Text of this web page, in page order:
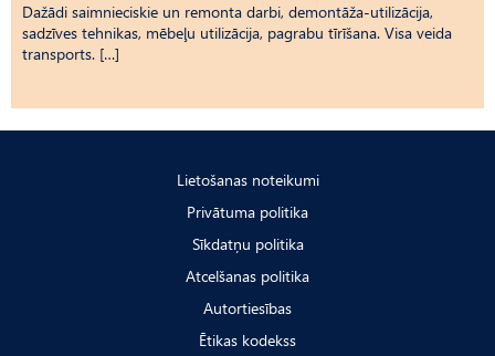
Dažādi saimnieciskie un remonta darbi, demontāža-utilizācija,
sadzīves tehnikas, mēbeļu utilizācija, pagrabu tīrīšana. Visa veida
transports. […]
Lietošanas noteikumi
Privātuma politika
Sīkdatņu politika
Atcelšanas politika
Autortiesības
Ētikas kodekss